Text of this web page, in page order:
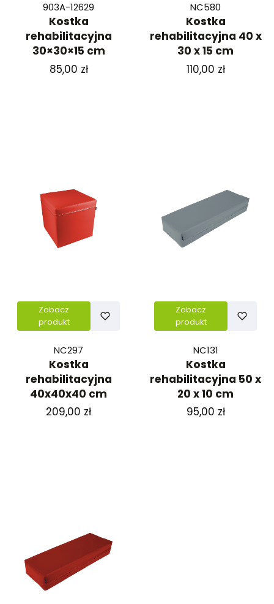
903A-12629
Kostka
rehabilitacyjna
30×30×15 cm
Cena
85,00 zł
NC580
Kostka
rehabilitacyjna 40 x
30 x 15 cm
Cena
110,00 zł
Zobacz
produkt
NC297
Kostka
rehabilitacyjna
40x40x40 cm
Cena
209,00 zł
Zobacz
produkt
NC131
Kostka
rehabilitacyjna 50 x
20 x 10 cm
Cena
95,00 zł